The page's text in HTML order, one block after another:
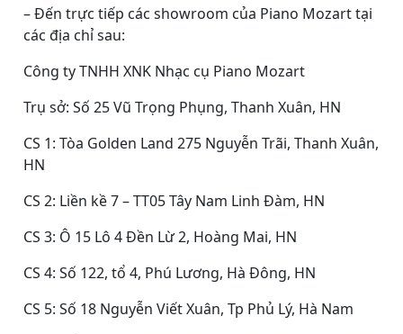
– Đến trực tiếp các showroom của Piano Mozart tại
các địa chỉ sau:
Công ty TNHH XNK Nhạc cụ Piano Mozart
Trụ sở: Số 25 Vũ Trọng Phụng, Thanh Xuân, HN
CS 1: Tòa Golden Land 275 Nguyễn Trãi, Thanh Xuân,
HN
CS 2: Liền kề 7 – TT05 Tây Nam Linh Đàm, HN
CS 3: Ô 15 Lô 4 Đền Lừ 2, Hoàng Mai, HN
CS 4: Số 122, tổ 4, Phú Lương, Hà Đông, HN
CS 5: Số 18 Nguyễn Viết Xuân, Tp Phủ Lý, Hà Nam